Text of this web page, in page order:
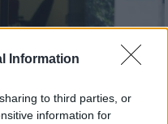
Information
to third parties, or
information for